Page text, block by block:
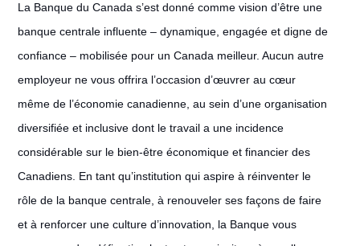
La Banque du Canada s’est donné comme vision d’être une
banque centrale influente – dynamique, engagée et digne de
confiance – mobilisée pour un Canada meilleur. Aucun autre
employeur ne vous offrira l’occasion d’œuvrer au cœur
même de l’économie canadienne, au sein d’une organisation
diversifiée et inclusive dont le travail a une incidence
considérable sur le bien-être économique et financier des
Canadiens. En tant qu’institution qui aspire à réinventer le
rôle de la banque centrale, à renouveler ses façons de faire
et à renforcer une culture d’innovation, la Banque vous